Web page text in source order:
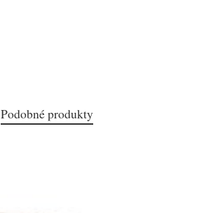
Podobné produkty